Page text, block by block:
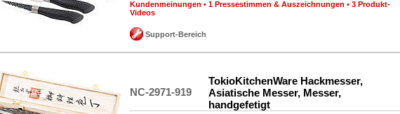
Kundenmeinungen • 1 Pressestimmen & Auszeichnungen • 3 Produkt-
Videos
Support-Bereich
NC-2971-919
TokioKitchenWare Hackmesser,
Asiatische Messer, Messer,
handgefetigt